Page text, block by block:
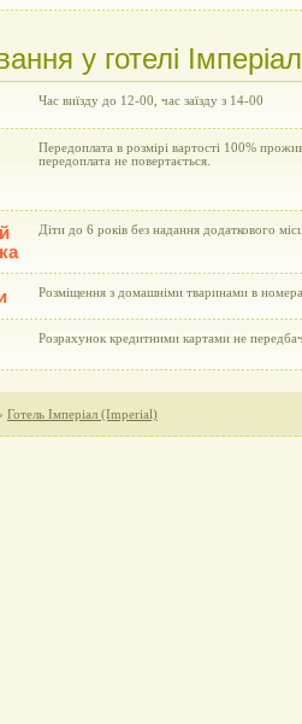
у готелі
Час виїзду до 12-00, час заїзду з 14-00
Передоплата в розмірі вартості 100%
передоплата не повертається.
Діти до 6 років без надання додаткового
Розміщення з домашніми тваринами в
Розрахунок кредитними картами не
› Готель Імперіал (Imperial)